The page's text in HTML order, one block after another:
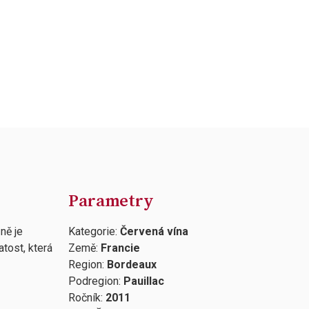
je
která
Parametry
Kategorie: Červená vína
Země: Francie
Region: Bordeaux
Podregion: Pauillac
Ročník: 2011